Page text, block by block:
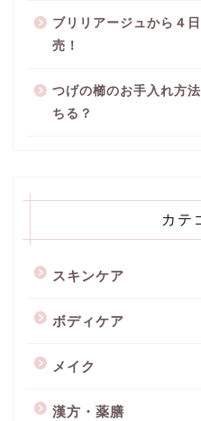
ブリリアージュから４
売！
つげの櫛のお手入れ方
ちる？
カテ
スキンケア
ボディケア
メイク
漢方・薬膳